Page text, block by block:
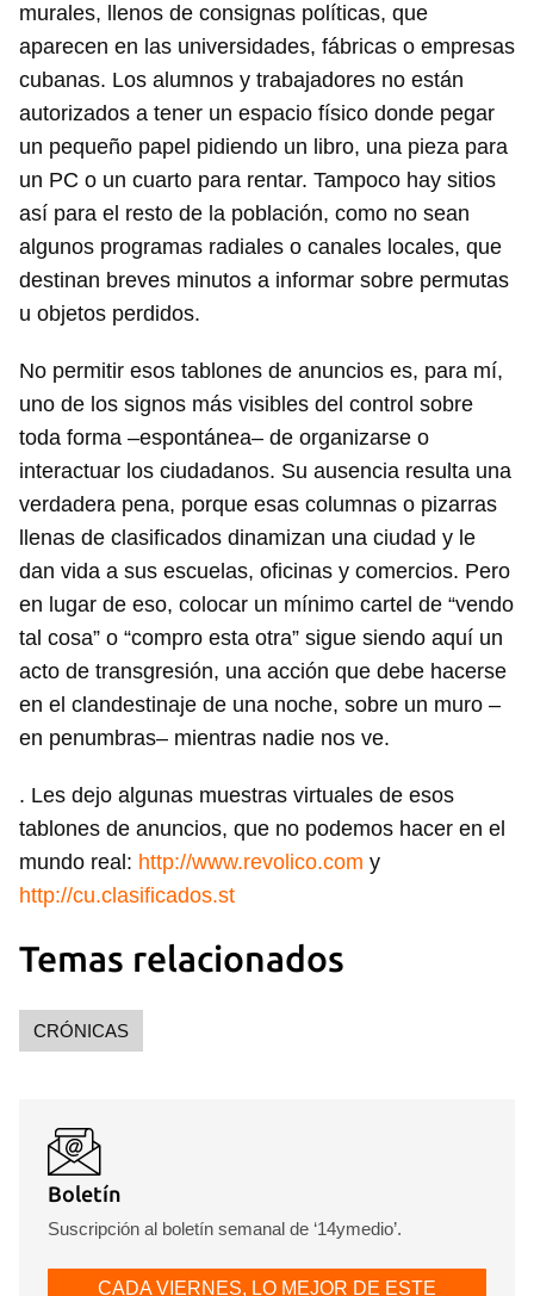
murales, llenos de consignas políticas, que
aparecen en las universidades, fábricas o empresas
cubanas. Los alumnos y trabajadores no están
autorizados a tener un espacio físico donde pegar
un pequeño papel pidiendo un libro, una pieza para
un PC o un cuarto para rentar. Tampoco hay sitios
así para el resto de la población, como no sean
algunos programas radiales o canales locales, que
destinan breves minutos a informar sobre permutas
u objetos perdidos.
No permitir esos tablones de anuncios es, para mí,
uno de los signos más visibles del control sobre
toda forma –espontánea– de organizarse o
interactuar los ciudadanos. Su ausencia resulta una
verdadera pena, porque esas columnas o pizarras
llenas de clasificados dinamizan una ciudad y le
dan vida a sus escuelas, oficinas y comercios. Pero
en lugar de eso, colocar un mínimo cartel de “vendo
tal cosa” o “compro esta otra” sigue siendo aquí un
acto de transgresión, una acción que debe hacerse
en el clandestinaje de una noche, sobre un muro –
en penumbras– mientras nadie nos ve.
. Les dejo algunas muestras virtuales de esos
tablones de anuncios, que no podemos hacer en el
mundo real: http://www.revolico.com y
http://cu.clasificados.st
Temas relacionados
CRÓNICAS
Boletín
Suscripción al boletín semanal de ‘14ymedio’.
CADA VIERNES, LO MEJOR DE ESTE